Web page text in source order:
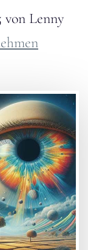
von Lenny